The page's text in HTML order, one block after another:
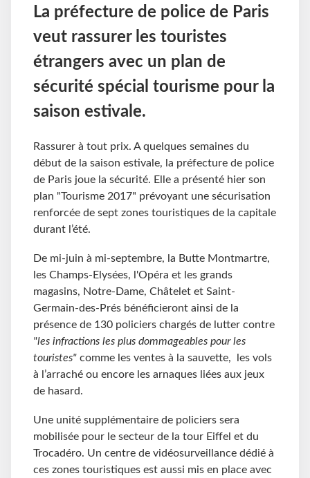
La préfecture de police de Paris
veut rassurer les touristes
étrangers avec un plan de
sécurité spécial tourisme pour la
saison estivale.
Rassurer à tout prix. A quelques semaines du
début de la saison estivale, la préfecture de police
de Paris joue la sécurité. Elle a présenté hier son
plan "Tourisme 2017" prévoyant une sécurisation
renforcée de sept zones touristiques de la capitale
durant l’été.
De mi-juin à mi-septembre, la Butte Montmartre,
les Champs-Elysées, l'Opéra et les grands
magasins, Notre-Dame, Châtelet et Saint-
Germain-des-Prés bénéficieront ainsi de la
présence de 130 policiers chargés de lutter contre
"les infractions les plus dommageables pour les
touristes" comme les ventes à la sauvette, les vols
à l’arraché ou encore les arnaques liées aux jeux
de hasard.
Une unité supplémentaire de policiers sera
mobilisée pour le secteur de la tour Eiffel et du
Trocadéro. Un centre de vidéosurveillance dédié à
ces zones touristiques est aussi mis en place avec